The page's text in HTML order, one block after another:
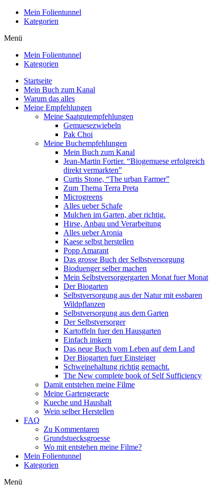
Mein Folientunnel
Kategorien
Menü
Mein Folientunnel
Kategorien
Startseite
Mein Buch zum Kanal
Warum das alles
Meine Empfehlungen
Meine Saatgutempfehlungen
Gemuesezwiebeln
Pak Choi
Meine Buchempfehlungen
Mein Buch zum Kanal
Jean-Martin Fortier. “Biogemuese erfolgreich
direkt vermarkten”
Curtis Stone, “The urban Farmer”
Zum Thema Terra Preta
Microgreens
Alles ueber Schafe
Mulchen im Garten, aber richtig.
Hirse, Anbau und Verarbeitung
Alles ueber Aronia
Kaese selbst herstellen
Popp Amarant
Das grosse Buch der Selbstversorgung
Bioduenger selber machen
Mein Selbstversorgergarten Monat fuer Monat
Der Biogarten
Selbstversorgung aus der Natur mit essbaren
Wildpflanzen
Selbstversorgung aus dem Garten
Der Selbstversorger
Kartoffeln fuer den Hausgarten
Einfach imkern
Das neue Buch vom Leben auf dem Land
Der Biogarten fuer Einsteiger
Schweinehaltung richtig gemacht.
The New complete book of Self Sufficiency
Damit entstehen meine Filme
Meine Gartengeraete
Kueche und Haushalt
Wein selber Herstellen
FAQ
Zu Kommentaren
Grundstuecksgroesse
Wo mit entstehen meine Filme?
Mein Folientunnel
Kategorien
Menü